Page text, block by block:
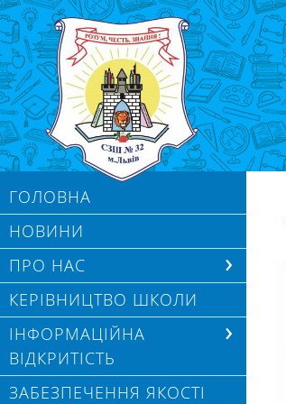
ГОЛОВНА
НОВИНИ
ПРО НАС
КЕРІВНИЦТВО ШКОЛИ
ІНФОРМАЦІЙНА
ВІДКРИТІСТЬ
ЗАБЕЗПЕЧЕННЯ ЯКОСТІ